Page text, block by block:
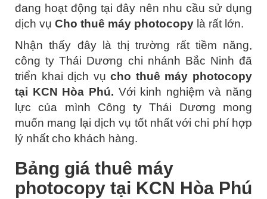
đang hoạt động tại đây nên nhu cầu sử dụng
dịch vụ Cho thuê máy photocopy là rất lớn.
Nhận thấy đây là thị trường rất tiềm năng,
công ty Thái Dương chi nhánh Bắc Ninh đã
triển khai dịch vụcho thuê máy photocopy
tại KCN Hòa Phú. Với kinh nghiệm và năng
lực của mình Công ty Thái Dương mong
muốn mang lại dịch vụ tốt nhất với chi phí hợp
lý nhất cho khách hàng.
Bảng giá thuê máy
photocopy tại KCN Hòa Phú